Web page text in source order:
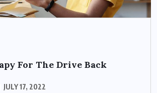
For The Drive Back
JULY 17, 2022